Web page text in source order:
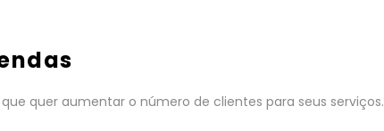
quer aumentar o número de clientes para seus serviços.